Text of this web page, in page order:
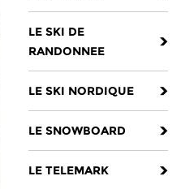
LE SKI DE
RANDONNEE
LE SKI NORDIQUE
LE SNOWBOARD
LE TELEMARK